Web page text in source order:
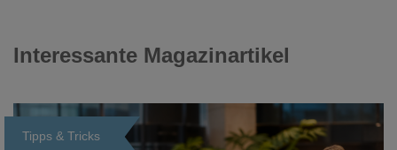
Interessante Magazinartikel
Tipps & Tricks